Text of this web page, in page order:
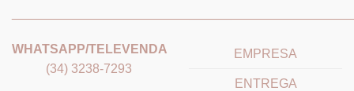
WHATSAPP/TELEVENDA
(34) 3238-7293
EMPRESA
ENTREGA